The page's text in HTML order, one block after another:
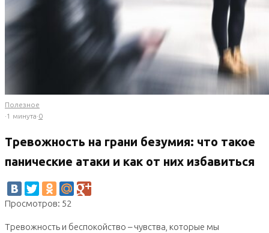
Полезное
·1 минута·0
Тревожность на грани безумия: что такое
панические атаки и как от них избавиться
Просмотров: 52
Тревожность и беспокойство – чувства, которые мы